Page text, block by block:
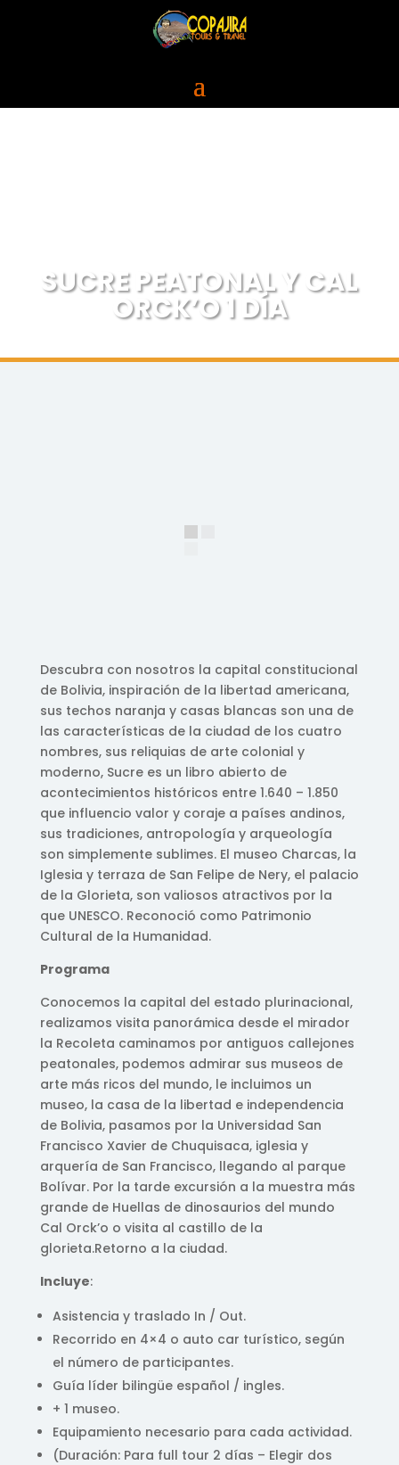
SUCRE PEATONAL Y CAL
ORCK’O 1 DÍA
Descubra con nosotros la capital constitucional
de Bolivia, inspiración de la libertad americana,
sus techos naranja y casas blancas son una de
las características de la ciudad de los cuatro
nombres, sus reliquias de arte colonial y
moderno, Sucre es un libro abierto de
acontecimientos históricos entre 1.640 – 1.850
que influencio valor y coraje a países andinos,
sus tradiciones, antropología y arqueología
son simplemente sublimes. El museo Charcas, la
Iglesia y terraza de San Felipe de Nery, el palacio
de la Glorieta, son valiosos atractivos por la
que UNESCO. Reconoció como Patrimonio
Cultural de la Humanidad.
Programa
Conocemos la capital del estado plurinacional,
realizamos visita panorámica desde el mirador
la Recoleta caminamos por antiguos callejones
peatonales, podemos admirar sus museos de
arte más ricos del mundo, le incluimos un
museo, la casa de la libertad e independencia
de Bolivia, pasamos por la Universidad San
Francisco Xavier de Chuquisaca, iglesia y
arquería de San Francisco, llegando al parque
Bolívar. Por la tarde excursión a la muestra más
grande de Huellas de dinosaurios del mundo
Cal Orck’o o visita al castillo de la
glorieta.Retorno a la ciudad.
Incluye:
Asistencia y traslado In / Out.
Recorrido en 4×4 o auto car turístico, según
el número de participantes.
Guía líder bilingüe español / ingles.
+ 1 museo.
Equipamiento necesario para cada actividad.
(Duración: Para full tour 2 días – Elegir dos